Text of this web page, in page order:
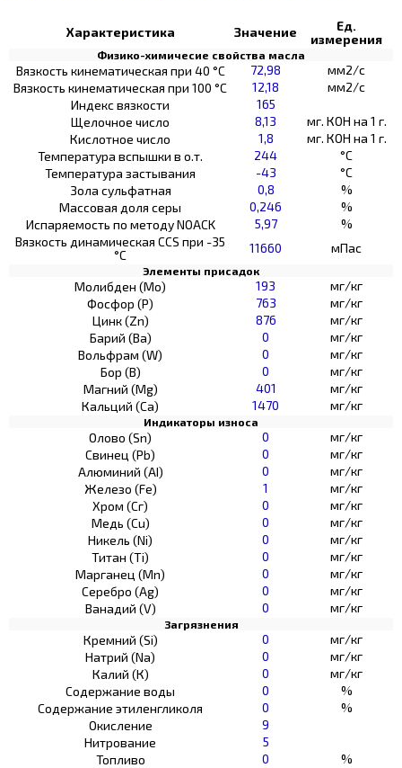
Характеристика Значение
Ед.
измерения
Физико-химичесие свойства масла
Вязкость кинематическая при 40 °С 72,98
мм2/с
Вязкость кинематическая при 100 °С
12,18
мм2/с
Индекс вязкости
165
Щелочное число
8,13
мг. КОН на 1 г.
Кислотное число
1,8
мг. КОН на 1 г.
Температура вспышки в о.т.
244
°C
Температура застывания
-43
°C
Зола сульфатная
0,8
%
Массовая доля серы
0,246
%
Испаряемость по методу NOACK
5,97
%
Вязкость динамическая CCS при -35
°С
11660 мПас
Элементы присадок
Молибден (Мо) 193
мг/кг
Фосфор (Р)
763
мг/кг
Цинк (Zn)
876
мг/кг
Барий (Ва)
0
мг/кг
Вольфрам (W)
0
мг/кг
Бор (В)
0
мг/кг
Магний (Mg)
401
мг/кг
Кальций (Са)
1470 мг/кг
Индикаторы износа
Олово (Sn) 0
мг/кг
Свинец (Pb)
0
мг/кг
Алюминий (AI)
0
мг/кг
Железо (Fe)
1
мг/кг
Хром (Сг)
0
мг/кг
Медь (Cu)
0
мг/кг
Никель (Ni)
0
мг/кг
Титан (Ti)
0
мг/кг
Марганец (Mn)
0
мг/кг
Серебро (Ag)
0
мг/кг
Ванадий (V)
0 мг/кг
Загрязнения
Кремний (Si) 0
мг/кг
Натрий (Na)
0
мг/кг
Калий (К)
0
мг/кг
Содержание воды
0
%
Содержание этиленгликоля
0
%
Окисление
9
Нитрование
5
Топливо
0 %